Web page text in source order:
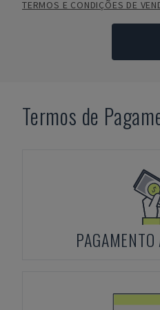
TERMOS E CONDIÇÕES DE
Termos de